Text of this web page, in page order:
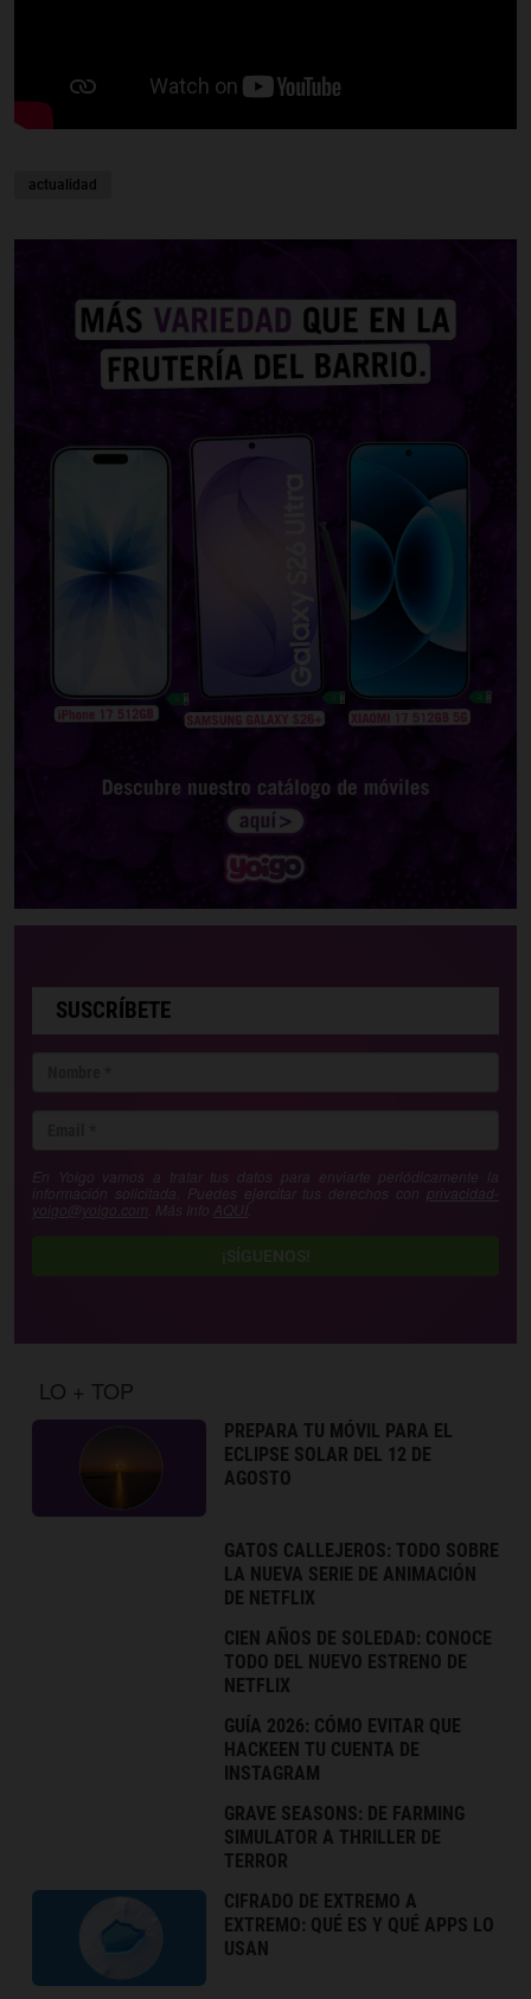
actualidad
SUSCRÍBETE
En Yoigo vamos a tratar tus datos para enviarte periódicamente la
información solicitada. Puedes ejercitar tus derechos con privacidad-
yoigo@yoigo.com . Más Info AQUÍ
¡SÍGUENOS!
LO + TOP
PREPARA TU MÓVIL PARA EL
ECLIPSE SOLAR DEL 12 DE
AGOSTO
GATOS CALLEJEROS: TODO SOBRE
LA NUEVA SERIE DE ANIMACIÓN
DE NETFLIX
CIEN AÑOS DE SOLEDAD: CONOCE
TODO DEL NUEVO ESTRENO DE
NETFLIX
GUÍA 2026: CÓMO EVITAR QUE
HACKEEN TU CUENTA DE
INSTAGRAM
GRAVE SEASONS: DE FARMING
SIMULATOR A THRILLER DE
TERROR
CIFRADO DE EXTREMO A
EXTREMO: QUÉ ES Y QUÉ APPS LO
USAN